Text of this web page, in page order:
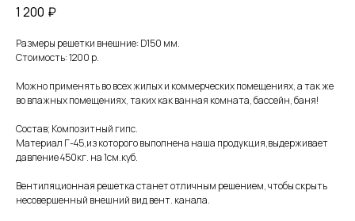
1 200 ₽
Размеры решетки внешние: D150 мм.
Стоимость: 1200 р.
Можно применять во всех жилых и коммерческих помещениях, а так же
во влажных помещениях, таких как ванная комната, бассейн, баня!
Состав; Композитный гипс.
Материал Г-45,из которого выполнена наша продукция,выдерживает
давление 450кг. на 1см.куб.
Вентиляционная решетка станет отличным решением, чтобы скрыть
несовершенный внешний вид вент. канала.